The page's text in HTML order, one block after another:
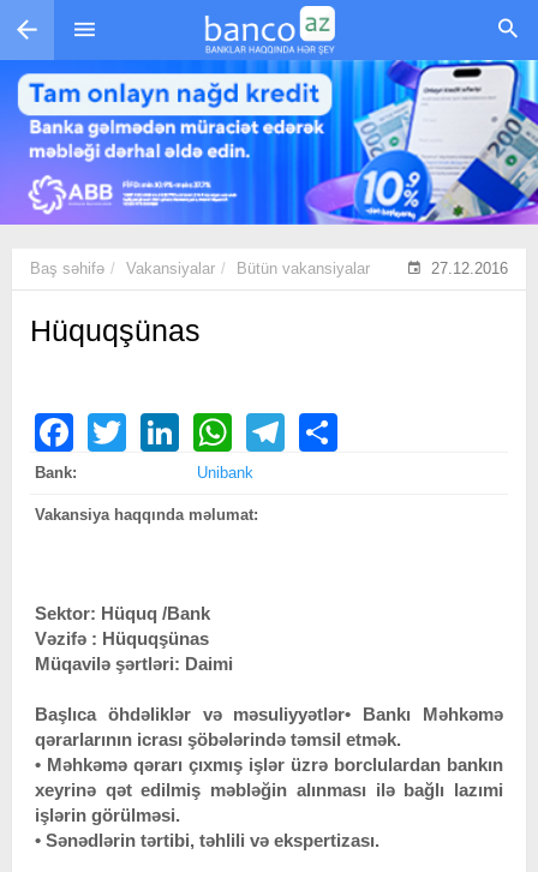
Skip to main content
Baş səhifə Vakansiyalar Bütün vakansiyalar 27.12.2016
Hüquqşünas
FacebookTwitter LinkedIn WhatsAppTelegram
Bank: Unibank
Vakansiya haqqında məlumat:
Sektor: Hüquq /Bank
Vəzifə : Hüquqşünas
Müqavilə şərtləri: Daimi
Başlıca öhdəliklər və məsuliyyətlər• Bankı Məhkəmə
qərarlarının icrası şöbələrində təmsil etmək.
• Məhkəmə qərarı çıxmış işlər üzrə borclulardan bankın
xeyrinə qət edilmiş məbləğin alınması ilə bağlı lazımi
işlərin görülməsi.
• Sənədlərin tərtibi, təhlili və ekspertizası.